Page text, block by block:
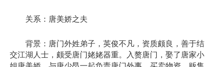
关系：唐美娇之夫
背景：唐门外姓弟子，英俊不凡，资质颇良，善于结
交江湖人士，颇受唐门姥姥器重。入赘唐门，娶了唐家小